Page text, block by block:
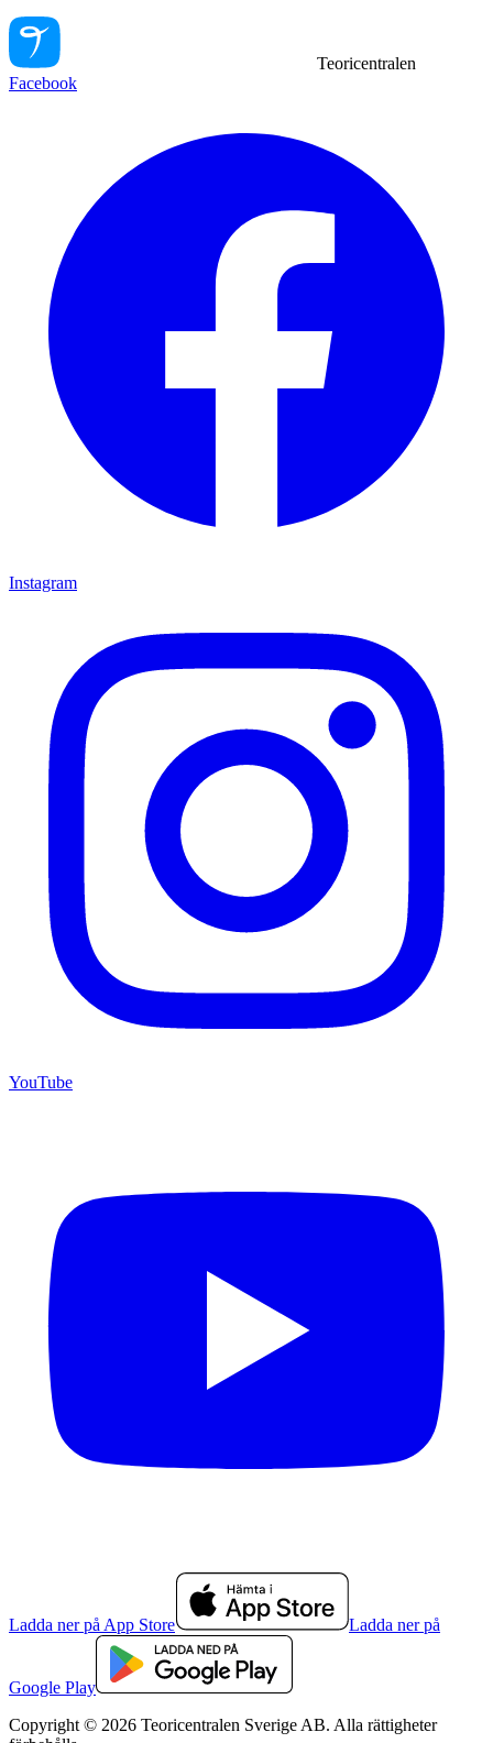
Teoricentralen
Facebook
Instagram
YouTube
Ladda ner på App Store Ladda ner på
Google Play
Copyright © 2026 Teoricentralen Sverige AB. Alla rättigheter